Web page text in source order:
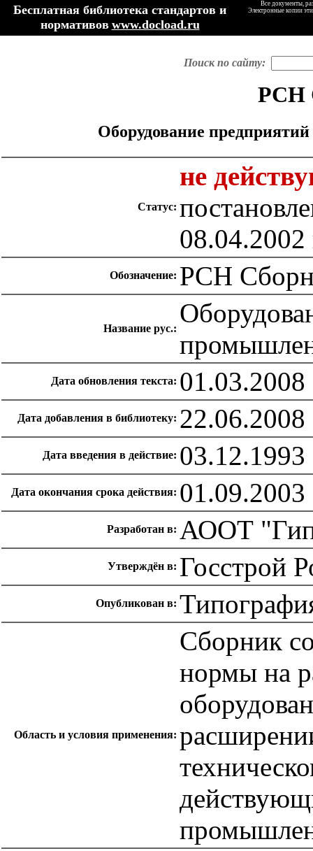
Бесплатная библиотека стандартов и
нормативов www.docload.ru
Все документы,
Электронные копии
Поиск по сайту:
РСН
Оборудование
Статус:
не
08.04.2002
Обозначение: РСН
Название рус.:
Дата обновления текста: 01.03.2008
Дата добавления в библиотеку: 22.06.2008
Дата введения в действие: 03.12.1993
Дата окончания срока действия: 01.09.2003
Разработан в: АООТ
Утверждён в: Госстрой
Опубликован в:
Область и условия применения:
Сборник
нормы на